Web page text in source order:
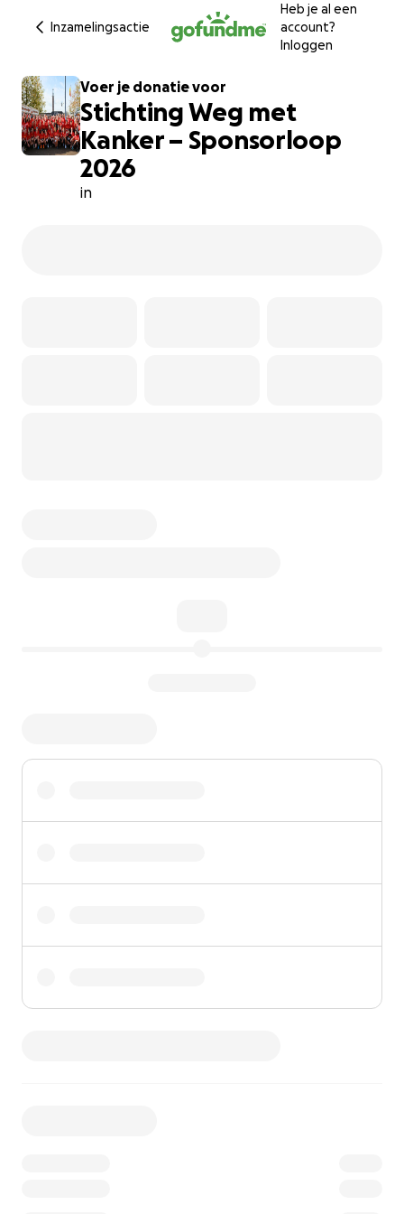
Inzamelingsactie
Heb je al een
account?
Inloggen
Voer je donatie voor
Stichting Weg met
Kanker – Sponsorloop
2026
in